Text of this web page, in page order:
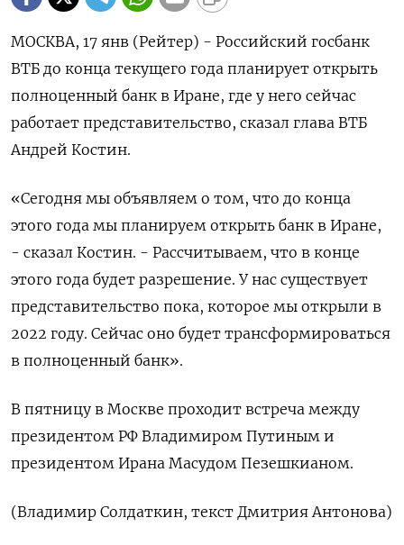
МОСКВА, 17 янв (Рейтер) - Российский госбанк
ВТБ до конца текущего года планирует открыть
полноценный банк в Иране, где у него сейчас
работает представительство, сказал глава ВТБ
Андрей Костин.
«Сегодня мы объявляем о том, что до конца
этого года мы планируем открыть банк в Иране,
- сказал Костин. - Рассчитываем, что в конце
этого года будет разрешение. У нас существует
представительство пока, которое мы открыли в
2022 году. Сейчас оно будет трансформироваться
в полноценный банк».
В пятницу в Москве проходит встреча между
президентом РФ Владимиром Путиным и
президентом Ирана Масудом Пезешкианом.
(Владимир Солдаткин, текст Дмитрия Антонова)